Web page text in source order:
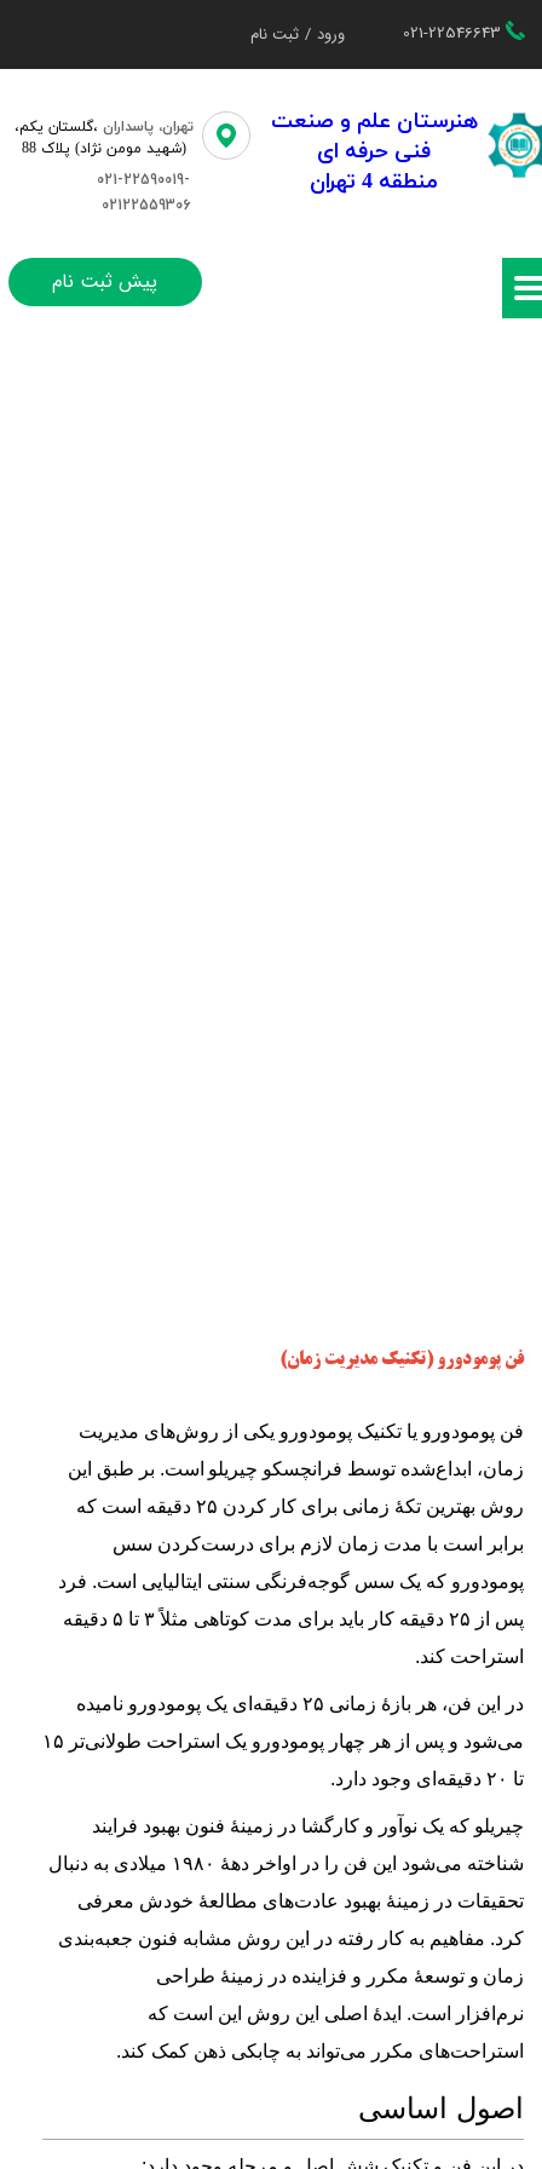
021-22546643 ورود / ثبت نام
تغییر گذر واژه
سفارشات
هنرستان علم و صنعت
فنی حرفه ای
منطقه 4 تهران
تهران، پاسداران ،گلستان یکم،​​
(شهید مومن نژاد) پلاک 88
021-22590019-
02122559306
پیش ثبت نام
فن پومودورو (تکنیک مدیریت زمان)
فن پومودورو یا تکنیک پومودورو یکی از روش‌های مدیریت
زمان، ابداع‌شده توسط فرانچسکو چیریلو است. بر طبق این
روش بهترین تکهٔ زمانی برای کار کردن ۲۵ دقیقه است که
برابر است با مدت زمان لازم برای درست‌کردن سس
پومودورو که یک سس گوجه‌فرنگی سنتی ایتالیایی است. فرد
پس از ۲۵ دقیقه کار باید برای مدت کوتاهی مثلاً ۳ تا ۵ دقیقه
استراحت کند.
در این فن، هر بازهٔ زمانی ۲۵ دقیقه‌ای یک پومودورو نامیده
می‌شود و پس از هر چهار پومودورو یک استراحت طولانی‌تر ۱۵
تا ۲۰ دقیقه‌ای وجود دارد.
چیریلو که یک نوآور و کارگشا در زمینهٔ فنون بهبود فرایند
شناخته می‌شود این فن را در اواخر دههٔ ۱۹۸۰ میلادی به دنبال
تحقیقات در زمینهٔ بهبود عادت‌های مطالعهٔ خودش معرفی
کرد. مفاهیم به کار رفته در این روش مشابه فنون جعبه‌بندی
زمان و توسعهٔ مکرر و فزاینده در زمینهٔ طراحی
نرم‌افزار است. ایدهٔ اصلی این روش این است که
استراحت‌های مکرر می‌تواند به چابکی ذهن کمک کند.
اصول اساسی